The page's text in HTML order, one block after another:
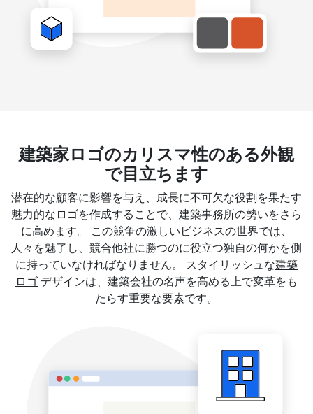
建築家ロゴのカリスマ性のある外観
で目立ちます
潜在的な顧客に影響を与え、成長に不可欠な役割を果たす
魅力的なロゴを作成することで、建築事務所の勢いをさら
に高めます。 この競争の激しいビジネスの世界では、
人々を魅了し、競合他社に勝つのに役立つ独自の何かを側
に持っていなければなりません。 スタイリッシュな建築
ロゴ デザインは、建築会社の名声を高める上で変革をも
たらす重要な要素です。